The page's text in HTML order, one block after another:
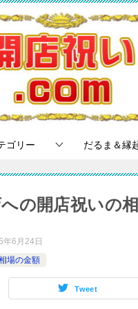
ゴリー だるま＆縁
の開店祝いの
年6月24日
場の金額
Tweet